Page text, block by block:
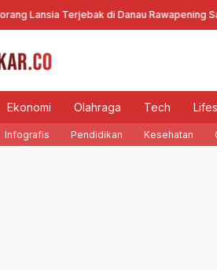
Lansia Terjebak di Danau Rawapening Saat
Ekonomi Olahraga Tech
Infografis Pendidikan Kesehatan